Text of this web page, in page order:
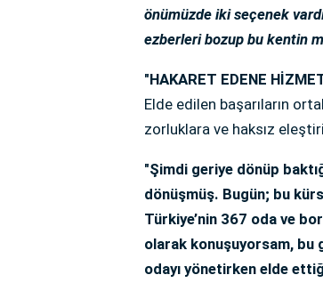
önümüzde iki seçenek
ezberleri bozup bu kentin
"HAKARET EDENE
Elde edilen başarıların
zorluklara ve haksız
"Şimdi geriye dönüp
dönüşmüş. Bugün; bu
Türkiye’nin 367 oda ve
olarak konuşuyorsam, bu
odayı yönetirken elde